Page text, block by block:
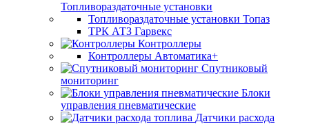
Топливораздаточные установки
Топливораздаточные установки Топаз
ТРК АТЗ Гарвекс
Контроллеры
Контроллеры Автоматика+
Спутниковый
мониторинг
Блоки
управления пневматические
Датчики расхода